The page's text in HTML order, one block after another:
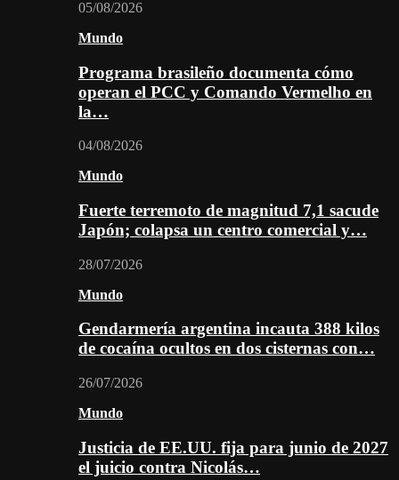
05/08/2026
Mundo
Programa brasileño documenta cómo
operan el PCC y Comando Vermelho en
la…
04/08/2026
Mundo
Fuerte terremoto de magnitud 7,1 sacude
Japón; colapsa un centro comercial y…
28/07/2026
Mundo
Gendarmería argentina incauta 388 kilos
de cocaína ocultos en dos cisternas con…
26/07/2026
Mundo
Justicia de EE.UU. fija para junio de 2027
el juicio contra Nicolás…